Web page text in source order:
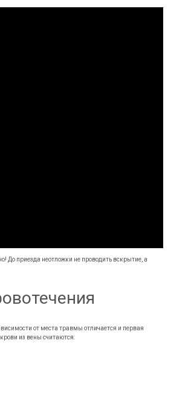
До приезда неотложки не проводить вскрытие, а
от места травмы отличается и первая
из вены считаются: